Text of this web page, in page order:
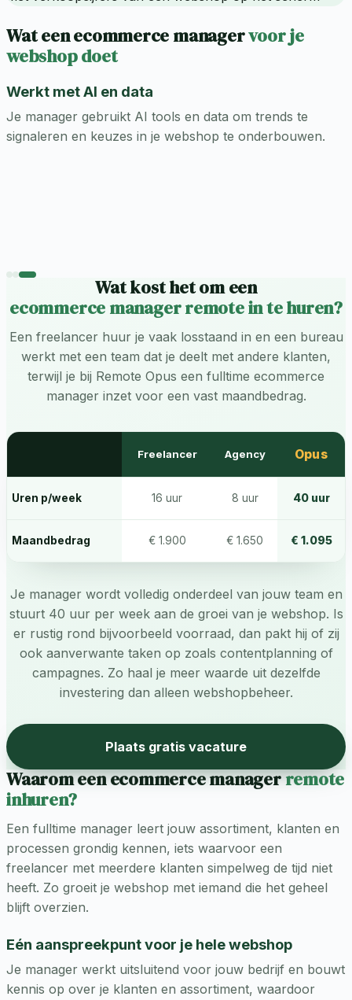
Wat een ecommerce managervoor je
webshop doet
Werkt met AI en data
Je manager gebruikt AI tools en data om trends te
signaleren en keuzes in je webshop te onderbouwen.
Wat kost het om een
ecommerce manager remote in te huren?
Een freelancer huur je vaak losstaand in en een bureau
werkt met een team dat je deelt met andere klanten,
terwijl je bij Remote Opus een fulltime ecommerce
manager inzet voor een vast maandbedrag.
Freelancer Agency Opus
Uren p/week 16 uur 8 uur 40 uur
Maandbedrag € 1.900 € 1.650 € 1.095
Je manager wordt volledig onderdeel van jouw team en
stuurt 40 uur per week aan de groei van je webshop. Is
er rustig rond bijvoorbeeld voorraad, dan pakt hij of zij
ook aanverwante taken op zoals contentplanning of
campagnes. Zo haal je meer waarde uit dezelfde
investering dan alleen webshopbeheer.
Plaats gratis vacature
Waarom een ecommerce managerremote
inhuren?
Een fulltime manager leert jouw assortiment, klanten en
processen grondig kennen, iets waarvoor een
freelancer met meerdere klanten simpelweg de tijd niet
heeft. Zo groeit je webshop met iemand die het geheel
blijft overzien.
Eén aanspreekpunt voor je hele webshop
Je manager werkt uitsluitend voor jouw bedrijf en bouwt
kennis op over je klanten en assortiment, waardoor